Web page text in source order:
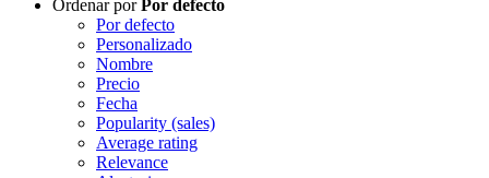
Ordenar porPor defecto
Por defecto
Personalizado
Nombre
Precio
Fecha
Popularity (sales)
Average rating
Relevance